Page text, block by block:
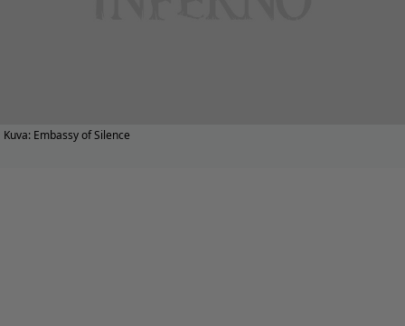
Kuva: Embassy of Silence